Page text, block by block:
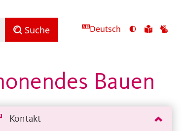
Suche Deutsch
Ansicht
umschalten
Zu
leichter
Bauen
Kontakt